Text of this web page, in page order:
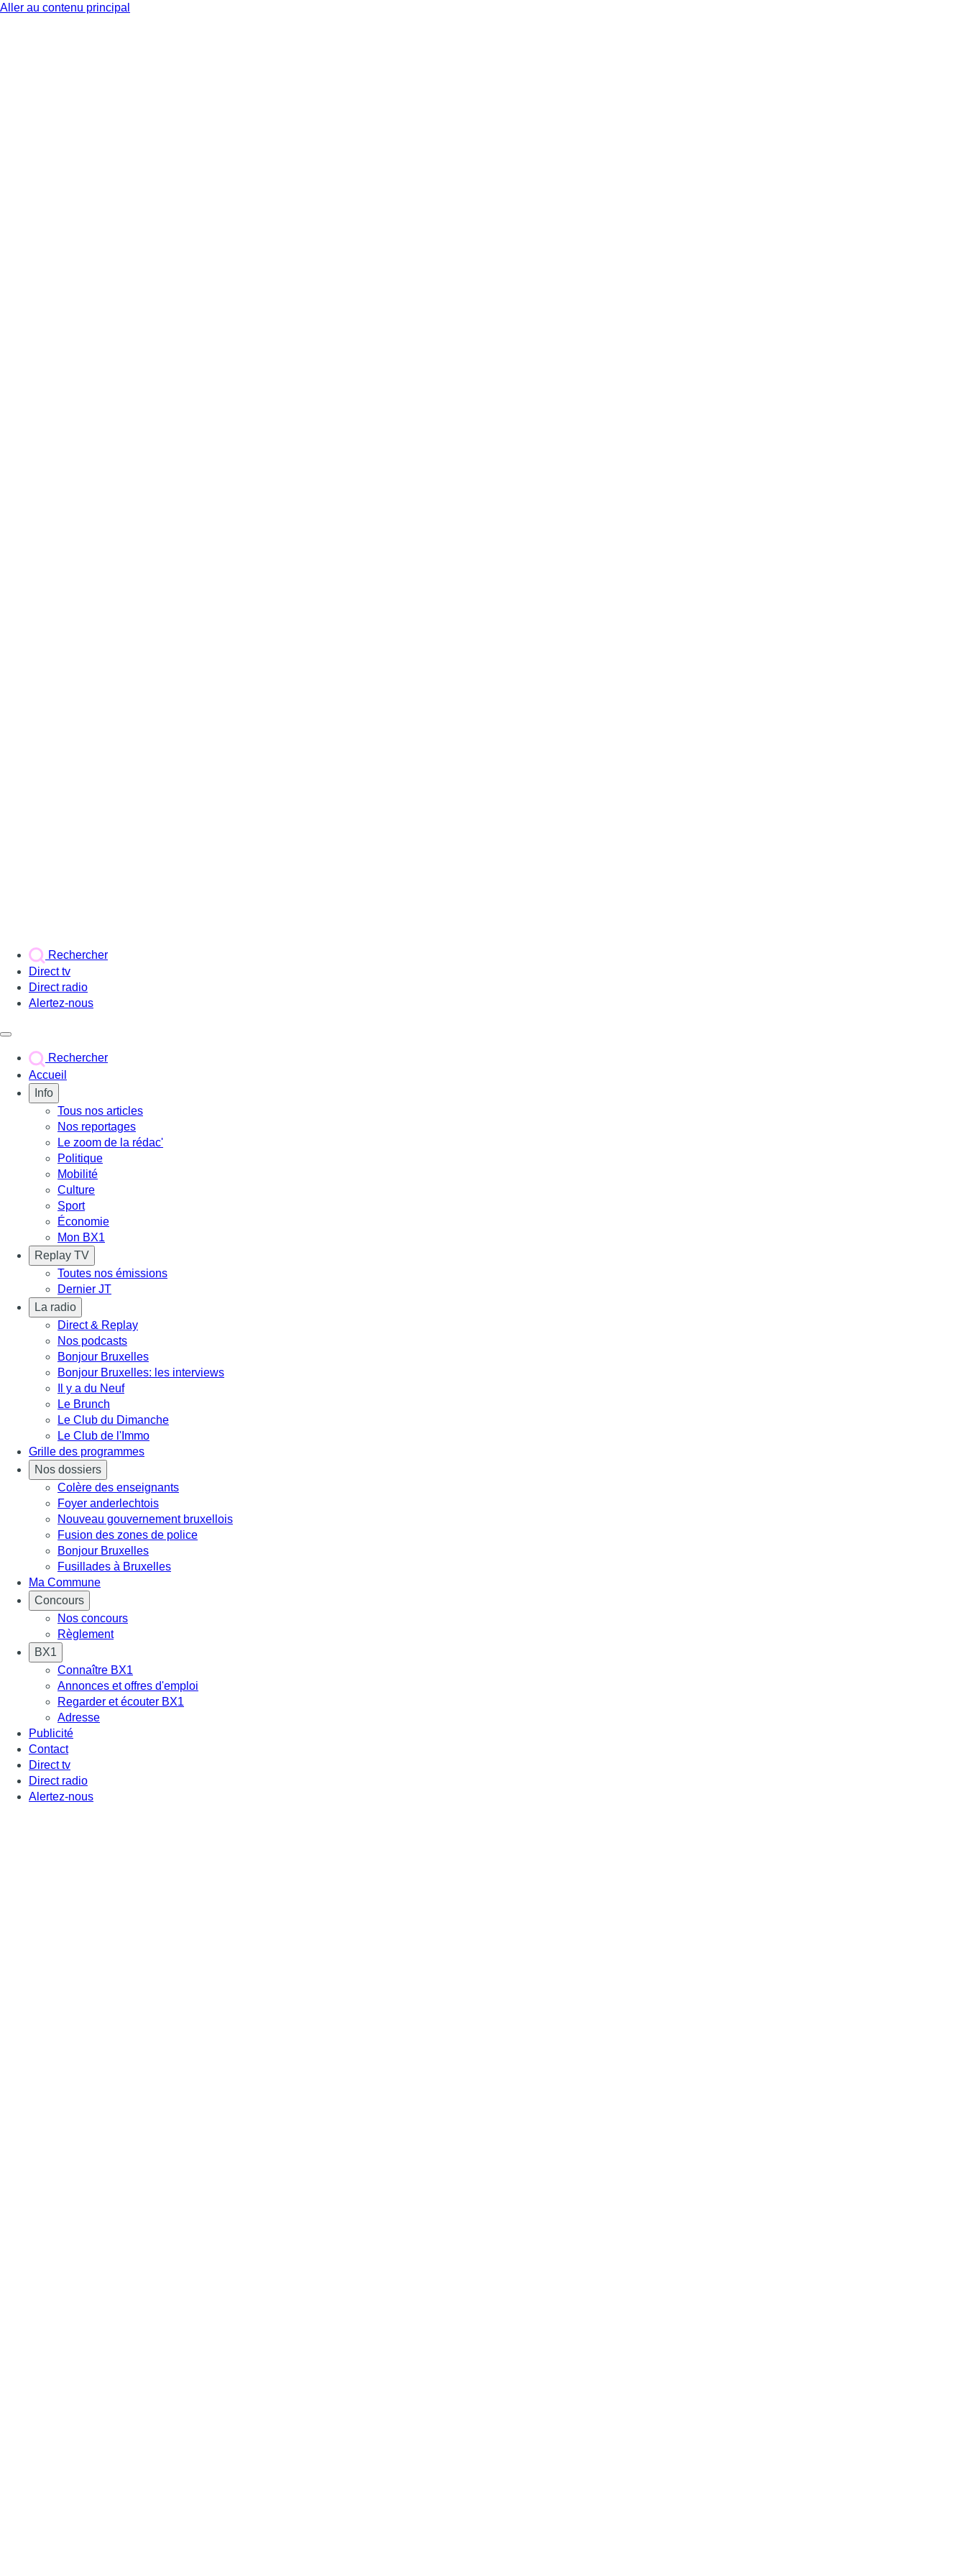
Aller au contenu principal
Rechercher
Direct tv
Direct radio
Alertez-nous
Rechercher
Accueil
Info
Tous nos articles
Nos reportages
Le zoom de la rédac'
Politique
Mobilité
Culture
Sport
Économie
Mon BX1
Replay TV
Toutes nos émissions
Dernier JT
La radio
Direct & Replay
Nos podcasts
Bonjour Bruxelles
Bonjour Bruxelles: les interviews
Il y a du Neuf
Le Brunch
Le Club du Dimanche
Le Club de l'Immo
Grille des programmes
Nos dossiers
Colère des enseignants
Foyer anderlechtois
Nouveau gouvernement bruxellois
Fusion des zones de police
Bonjour Bruxelles
Fusillades à Bruxelles
Ma Commune
Concours
Nos concours
Règlement
BX1
Connaître BX1
Annonces et offres d'emploi
Regarder et écouter BX1
Adresse
Publicité
Contact
Direct tv
Direct radio
Alertez-nous